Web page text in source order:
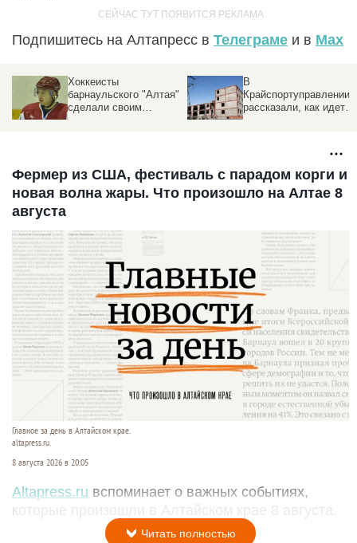
Подпишитесь на Алтапресс в Телеграме и в Max
Хоккеисты
барнаульского "Алтая"
сделали своим
В
Крайспортуправлении
рассказали, как идет
Фермер из США, фестиваль с парадом корги и
новая волна жары. Что произошло на Алтае 8
августа
Главное за день в Алтайском крае.
altapress.ru.
8 августа 2026 в 20:05
Altapress.ru вспоминает о важных событиях,
которые произошли в Алтайском крае 8 августа.
Читать полностью